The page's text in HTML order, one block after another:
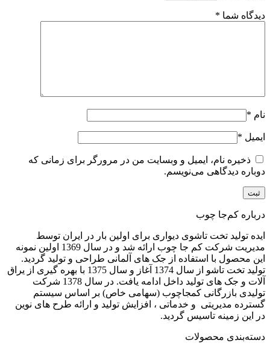
دیدگاه شما *
نام *
ایمیل *
ذخیره نام، ایمیل و وبسایت من در مرورگر برای زمانی که
دوباره دیدگاهی می‌نویسم.
درباره کم‌جا چوب
ایده تولید تخت تاشوی دیواری برای اولین بار در ایران توسط
مدیریت شرکت کم جا چوب ارائه شد و در سال 1369 اولین نمونه
این محصول با استفاده از جک های آلمانی طراحی و تولید گردید.
تولید تخت تاشو از سال 1374 آغاز و سال 1375 با بهره گیری از یراق
آلات و جک های تولید داخل ادامه یافت. در سال 1378 شرکت
تولیدی بازرگانی کمجاچوب (سهامی خاص) بر اساس سیستم
گسترده مدیریتی و خدماتی ، افزایش تولید و ارائه طرح های نوین
در این زمینه تاسیس گردید.
دسته‌بندی محصولات